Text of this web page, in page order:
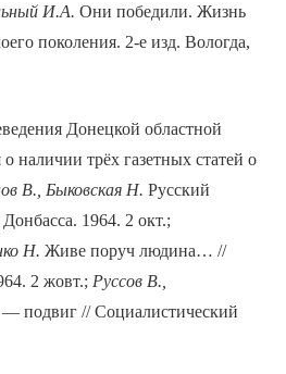
И.А. Они победили. Жизнь
поколения. 2-е изд. Вологда,
Донецкой областной
наличии трёх газетных статей о
В., Быковская Н. Русский
1964. 2 окт.;
Н. Живе поруч людина… //
2 жовт.; Руссов В.,
подвиг // Социалистический